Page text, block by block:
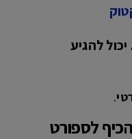
להגיע
.
לספורט